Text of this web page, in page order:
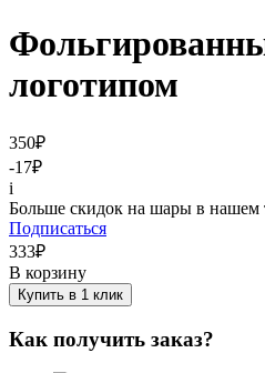
логотипом
350₽
-17₽
i
Больше скидок на шары в нашем
Подписаться
333₽
В корзину
Купить в 1 клик
Как получить заказ?